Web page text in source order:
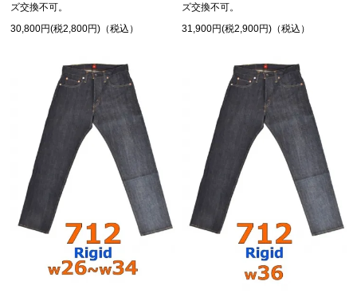
ズ交換不可。
30,800円(税2,800円)（税込）
ズ交換不可。
31,900円(税2,900円)（税込）